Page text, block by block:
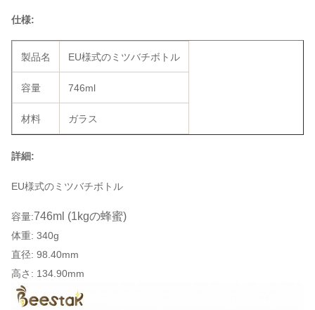
仕様:
製品名 EU様式のミツバチボトル
容量 746ml
材料 ガラス
詳細:
EU様式のミツバチボトル
容量:746ml (1kgの蜂蜜)
体重: 340g
直径: 98.40mm
高さ: 134.90mm